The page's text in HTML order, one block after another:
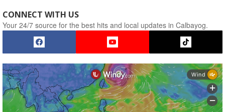
CONNECT WITH US
Your 24/7 source for the best hits and local updates in Calbayog.